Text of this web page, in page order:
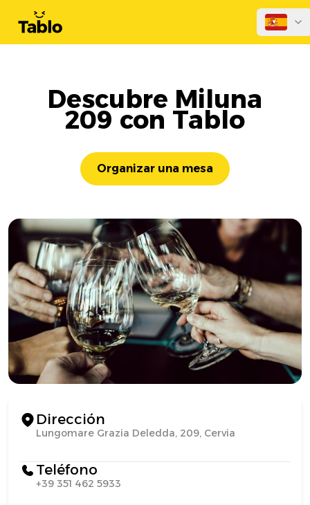
Descubre Miluna
209 con Tablo
Organizar una mesa
Dirección
Lungomare Grazia Deledda, 209, Cervia
Teléfono
+39 351 462 5933